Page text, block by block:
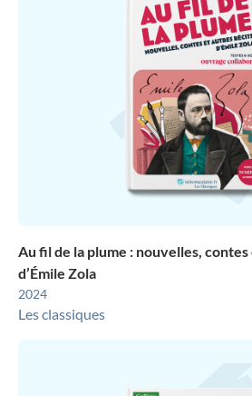
Au fil de la plume : nouvelles,
d’Émile Zola
2024
Les classiques